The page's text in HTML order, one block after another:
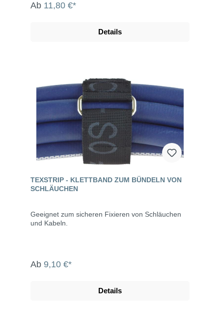
Ab 11,80 €*
Details
TEXSTRIP - KLETTBAND ZUM BÜNDELN VON
SCHLÄUCHEN
Geeignet zum sicheren Fixieren von Schläuchen
und Kabeln.
Ab 9,10 €*
Details